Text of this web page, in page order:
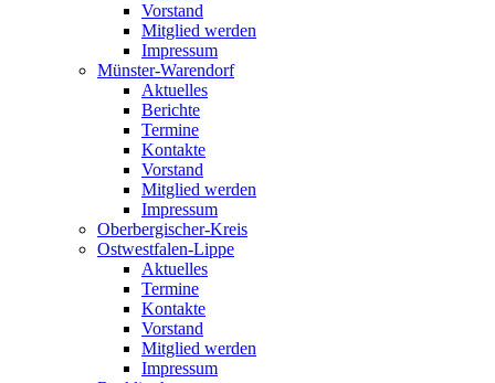
Vorstand
Mitglied werden
Impressum
Münster-Warendorf
Aktuelles
Berichte
Termine
Kontakte
Vorstand
Mitglied werden
Impressum
Oberbergischer-Kreis
Ostwestfalen-Lippe
Aktuelles
Termine
Kontakte
Vorstand
Mitglied werden
Impressum